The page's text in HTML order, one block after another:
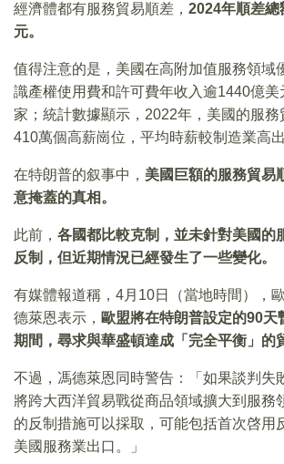
經濟體都有服務貿易順差， 2024年順差總
元。
值得注意的是，美國在高附加值服務領域
識產權使用費和許可費年收入逾1440億美
家；統計數據顯示，2022年，美國的服務
410萬個高薪崗位，平均時薪較制造業高出
在特朗普的叙事中， 美國巨額的服務貿易
意掩蓋的真相。
此前， 各國都比較克制，並未針對美國的
反制，但近期情況已經發生了一些變化。
有媒體報道稱，4月10日（當地時間），
德萊恩表示， 歐盟將在特朗普設定的90天
期間，尋求與華盛頓達成「完全平衡」的
不過，馮德萊恩同時警告：「如果談判失
將跨大西洋貿易戰從商品領域擴大到服務
的反制措施可以採取，可能包括首次啓用
美國服務業出口。」